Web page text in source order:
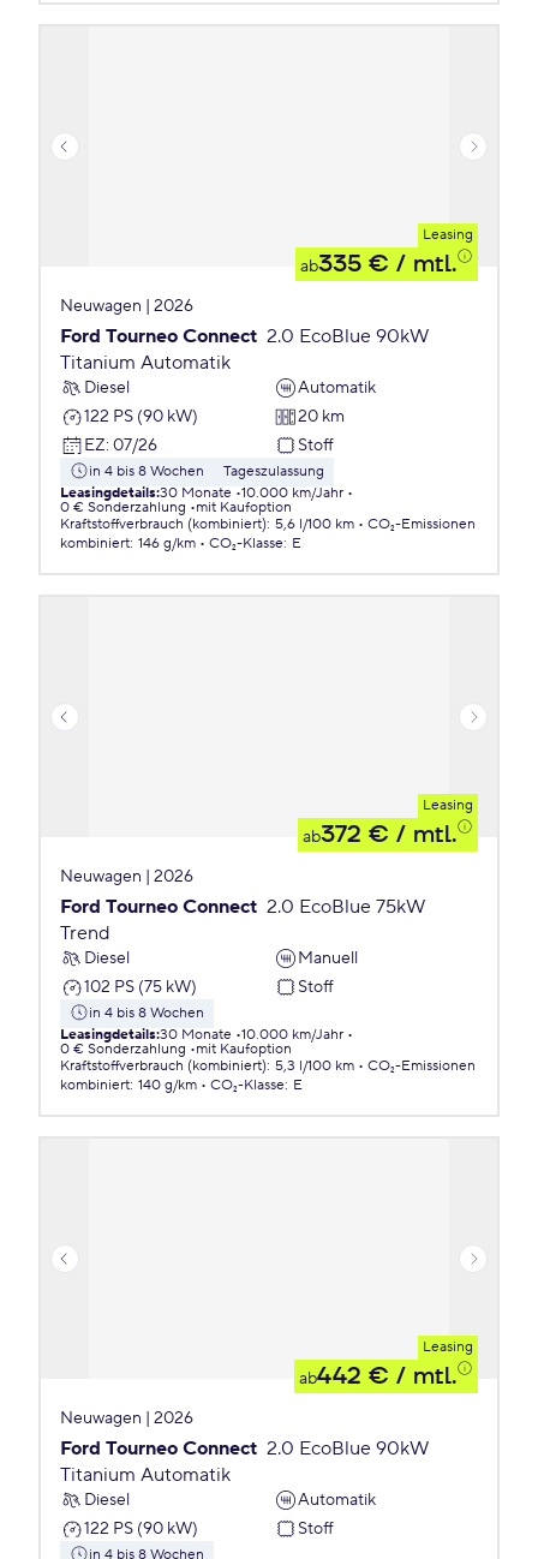
Leasing
ab335 € / mtl.
Neuwagen | 2026
Ford Tourneo Connect 2.0 EcoBlue 90kW
Titanium Automatik
Diesel
Automatik
122 PS (90 kW)
20 km
EZ: 07/26 Stoff
in 4 bis 8 Wochen
Tageszulassung
Leasingdetails:30 Monate 10.000 km/Jahr
0 € Sonderzahlung
mit Kaufoption
Kraftstoffverbrauch (kombiniert): 5,6 l/100 km
CO₂-Emissionen
kombiniert: 146 g/km CO₂-Klasse: E
Leasing
ab372 € / mtl.
Neuwagen | 2026
Ford Tourneo Connect 2.0 EcoBlue 75kW
Trend
Diesel
Manuell
102 PS (75 kW)
Stoff
in 4 bis 8 Wochen
Leasingdetails:30 Monate 10.000 km/Jahr
0 € Sonderzahlung
mit Kaufoption
Kraftstoffverbrauch (kombiniert): 5,3 l/100 km
CO₂-Emissionen
kombiniert: 140 g/km CO₂-Klasse: E
Leasing
ab442 € / mtl.
Neuwagen | 2026
Ford Tourneo Connect 2.0 EcoBlue 90kW
Titanium Automatik
Diesel
Automatik
122 PS (90 kW)
Stoff
in 4 bis 8 Wochen